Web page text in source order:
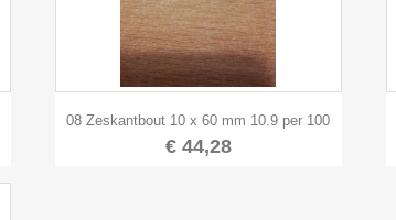

08 Zeskantbout 10 x 60 mm 10.9 per 100
€ 44,28